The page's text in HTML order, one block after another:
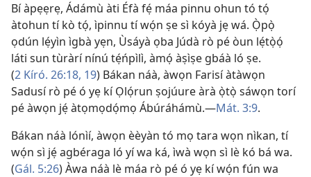
Bí àpẹẹrẹ, Ádámù àti Éfà fẹ́ máa pinnu ohun tó tọ́
àtohun tí kò tọ́, ìpinnu tí wọ́n ṣe sì kóyà jẹ wá. Ọ̀pọ̀
ọdún lẹ́yìn ìgbà yẹn, Ùsáyà ọba Júdà rò pé òun lẹ́tọ̀ọ́
láti sun tùràrí nínú tẹ́ńpìlì, àmọ́ àṣìṣe gbáà ló ṣe.
(2 Kíró. 26:18, 19) Bákan náà, àwọn Farisí àtàwọn
Sadusí rò pé ó yẹ kí Ọlọ́run ṣojúure àrà ọ̀tọ̀ sáwọn torí
pé àwọn jẹ́ àtọmọdọ́mọ Ábúráhámù.—Mát. 3:9.
Bákan náà lónìí, àwọn èèyàn tó mọ tara wọn nìkan, tí
wọ́n sì jẹ́ agbéraga ló yí wa ká, ìwà wọn sì lè kó bá wa.
(Gál. 5:26) Àwa náà lè máa rò pé ó yẹ kí wọ́n fún wa